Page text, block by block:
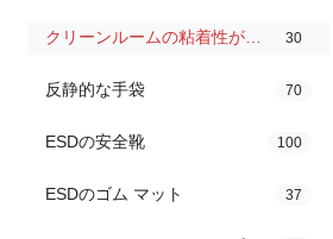
30
反静的な手袋 70
ESDの安全靴 100
ESDのゴム マット 37